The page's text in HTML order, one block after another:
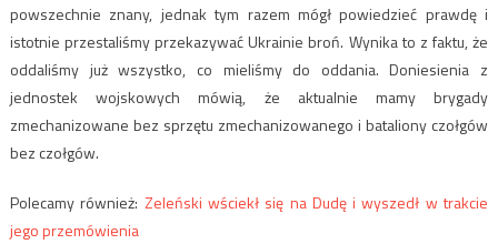
powszechnie znany, jednak tym razem mógł powiedzieć prawdę i
istotnie przestaliśmy przekazywać Ukrainie broń. Wynika to z faktu, że
oddaliśmy już wszystko, co mieliśmy do oddania. Doniesienia z
jednostek wojskowych mówią, że aktualnie mamy brygady
zmechanizowane bez sprzętu zmechanizowanego i bataliony czołgów
bez czołgów.
Polecamy również: Zeleński wściekł się na Dudę i wyszedł w trakcie
jego przemówienia